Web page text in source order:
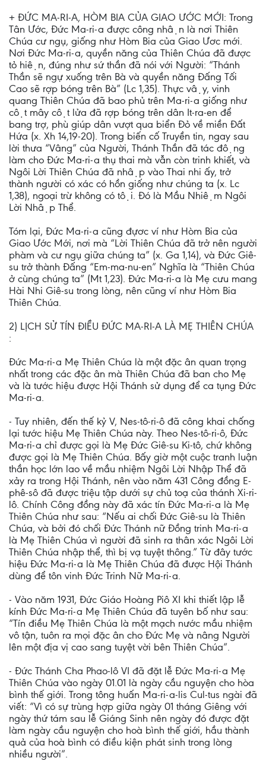
+ ĐỨC MA-RI-A, HÒM BIA CỦA GIAO ƯỚC MỚI: Trong
Tân Ước, Đức Ma-ri-a được công nhận là nơi Thiên
Chúa cư ngụ, giống như Hòm Bia của Giao Ươc mới.
Nơi Đức Ma-ri-a, quyền năng của Thiên Chúa đã được
tỏ hiện, đúng như sứ thần đã nói với Người: “Thánh
Thần sẽ ngự xuống trên Bà và quyền năng Đấng Tối
Cao sẽ rợp bóng trên Bà” (Lc 1,35). Thực vậy, vinh
quang Thiên Chúa đã bao phủ trên Ma-ri-a giống như
cột mây cột lửa đã rợp bóng trên dân It-ra-en để
bang trợ, phù giúp dân vượt qua biển Đỏ về miền Đất
Hứa (x. Xh 14,19-20). Trong biến cố Truyền tin, ngay sau
lời thưa “Vâng” của Người, Thánh Thần đã tác động
làm cho Đức Ma-ri-a thụ thai mà vẫn còn trinh khiết, và
Ngôi Lời Thiên Chúa đã nhập vào Thai nhi ấy, trở
thành người có xác có hồn giống như chúng ta (x. Lc
1,38), ngoại trừ không có tội. Đó là Mầu Nhiệm Ngôi
Lời Nhập Thể.
Tóm lại, Đức Ma-ri-a cũng đựơc ví như Hòm Bia của
Giao Ước Mới, nơi mà “Lời Thiên Chúa đã trở nên người
phàm và cư ngụ giữa chúng ta” (x. Ga 1,14), và Đức Giê-
su trở thành Đấng “Em-ma-nu-en” Nghĩa là “Thiên Chúa
ở cùng chúng ta” (Mt 1,23). Đức Ma-ri-a là Mẹ cưu mang
Hài Nhi Giê-su trong lòng, nên cũng ví như Hòm Bia
Thiên Chúa.
2) LỊCH SỬ TÍN ĐIỀU ĐỨC MA-RI-A LÀ MẸ THIÊN CHÚA
:
Đức Ma-ri-a Mẹ Thiên Chúa là một đặc ân quan trọng
nhất trong các đặc ân mà Thiên Chúa đã ban cho Mẹ
và là tước hiệu được Hội Thánh sử dụng để ca tụng Đức
Ma-ri-a.
- Tuy nhiên, đến thế kỷ V, Nes-tô-ri-ô đã công khai chống
lại tước hiệu Mẹ Thiên Chúa này. Theo Nes-tô-ri-ô, Đức
Ma-ri-a chỉ được gọi là Mẹ Đức Giê-su Ki-tô, chứ không
được gọi là Mẹ Thiên Chúa. Bấy giờ một cuộc tranh luận
thần học lớn lao về mầu nhiệm Ngôi Lời Nhập Thể đã
xảy ra trong Hội Thánh, nên vào năm 431 Công đồng E-
phê-sô đã được triệu tập dưới sự chủ toạ của thánh Xi-ri-
lô. Chính Công đồng này đã xác tín Đức Ma-ri-a là Mẹ
Thiên Chúa như sau: “Nếu ai chối Đức Giê-su là Thiên
Chúa, và bởi đó chối Đức Thánh nữ Đồng trinh Ma-ri-a
là Mẹ Thiên Chúa vì người đã sinh ra thân xác Ngôi Lời
Thiên Chúa nhập thể, thì bị vạ tuyệt thông.” Từ đây tước
hiệu Đức Ma-ri-a là Mẹ Thiên Chúa đã được Hội Thánh
dùng để tôn vinh Đức Trinh Nữ Ma-ri-a.
- Vào năm 1931, Đức Giáo Hoàng Piô XI khi thiết lập lễ
kính Đức Ma-ri-a Mẹ Thiên Chúa đã tuyên bố như sau:
“Tín điều Mẹ Thiên Chúa là một mạch nước mầu nhiệm
vô tận, tuôn ra mọi đặc ân cho Đức Mẹ và nâng Người
lên một địa vị cao sang tuyệt vời bên Thiên Chúa”.
- Đức Thánh Cha Phao-lô VI đã đặt lễ Đức Ma-ri-a Mẹ
Thiên Chúa vào ngày 01.01 là ngày cầu nguyện cho hòa
bình thế giới. Trong tông huấn Ma-ri-a-lis Cul-tus ngài đã
viết: “Vì có sự trùng hợp giữa ngày 01 tháng Giêng với
ngày thứ tám sau lễ Giáng Sinh nên ngày đó được đặt
làm ngày cầu nguyện cho hoà bình thế giới, hầu thành
quả của hoà bình có điều kiện phát sinh trong lòng
nhiều người”.